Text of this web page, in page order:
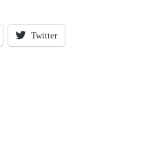
Twitter